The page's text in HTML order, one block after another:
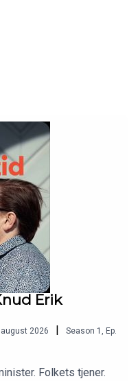
Erik
2026 | Season 1 , Ep.
Folkets tjener.